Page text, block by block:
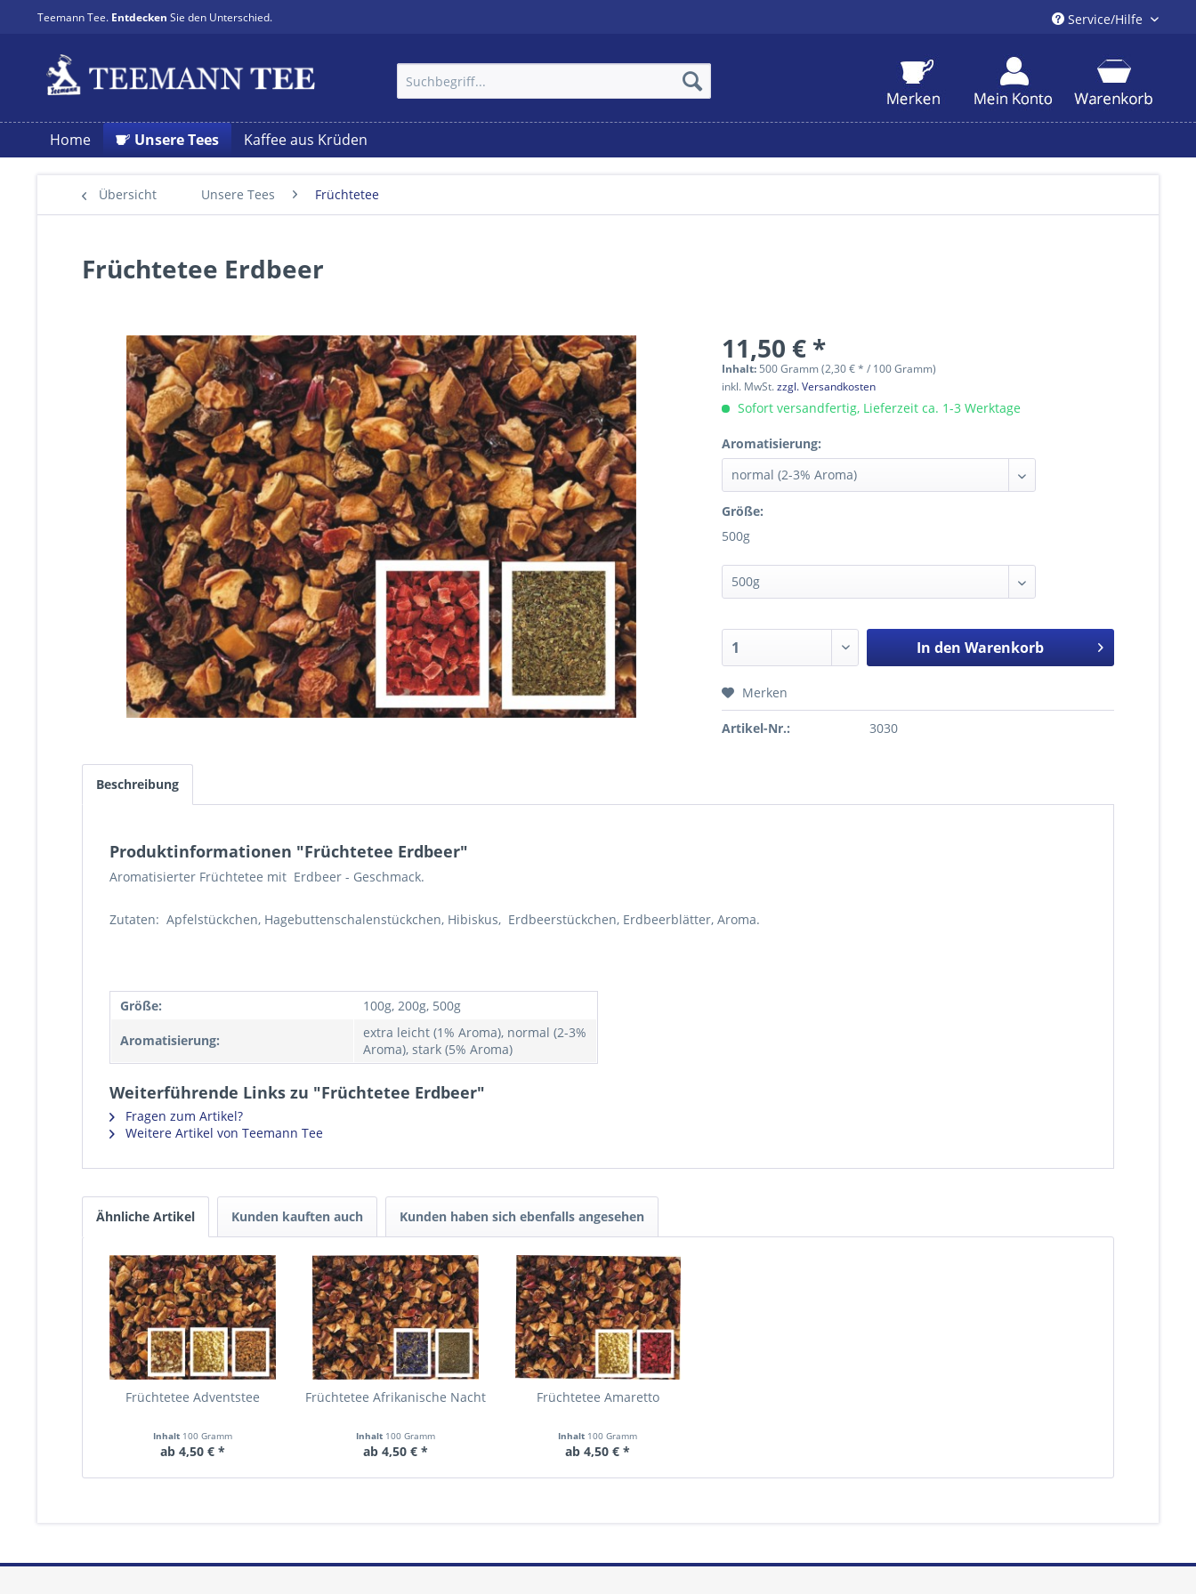
Teemann Tee. Entdecken Sie den Unterschied. Service/Hilfe
Home Unsere Tees Kaffee aus Krüden
Übersicht Unsere Tees Früchtetee
Früchtetee Erdbeer
11,50 € *
Inhalt: 500 Gramm (2,30 € * / 100 Gramm)
inkl. MwSt.zzgl. Versandkosten
Sofort versandfertig, Lieferzeit ca. 1-3 Werktage
Aromatisierung:
Größe:
500g
In den Warenkorb
Merken
Artikel-Nr.: 3030
Beschreibung
Produktinformationen "Früchtetee Erdbeer"
Aromatisierter Früchtetee mit Erdbeer - Geschmack.
Zutaten: Apfelstückchen, Hagebuttenschalenstückchen, Hibiskus, Erdbeerstückchen, Erdbeerblätter, Aroma.
Größe: 100g, 200g, 500g
Aromatisierung:
extra leicht (1% Aroma), normal (2-3%
Aroma), stark (5% Aroma)
Weiterführende Links zu "Früchtetee Erdbeer"
Fragen zum Artikel?
Weitere Artikel von Teemann Tee
Ähnliche Artikel Kunden kauften auch Kunden haben sich ebenfalls angesehen
Früchtetee Adventstee
Inhalt 100 Gramm
ab 4,50 € *
Früchtetee Afrikanische Nacht
Inhalt 100 Gramm
ab 4,50 € *
Früchtetee Amaretto
Inhalt 100 Gramm
ab 4,50 € *